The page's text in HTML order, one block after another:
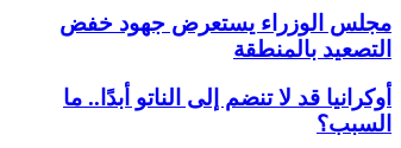
مجلس الوزراء يستعرض جهود خفض
التصعيد بالمنطقة
أوكرانيا قد لا تنضم إلى الناتو أبدًا.. ما
السبب؟